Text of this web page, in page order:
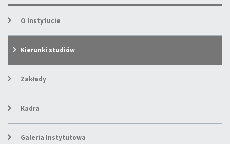
O Instytucie
Kierunki studiów
Zakłady
Kadra
Galeria Instytutowa